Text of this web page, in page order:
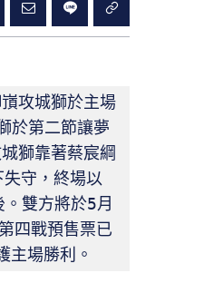
攻城獅於主場
於第二節讓夢
獅靠著蔡宸綱
守，終場以
雙方將於5月
四戰預售票已
主場勝利。